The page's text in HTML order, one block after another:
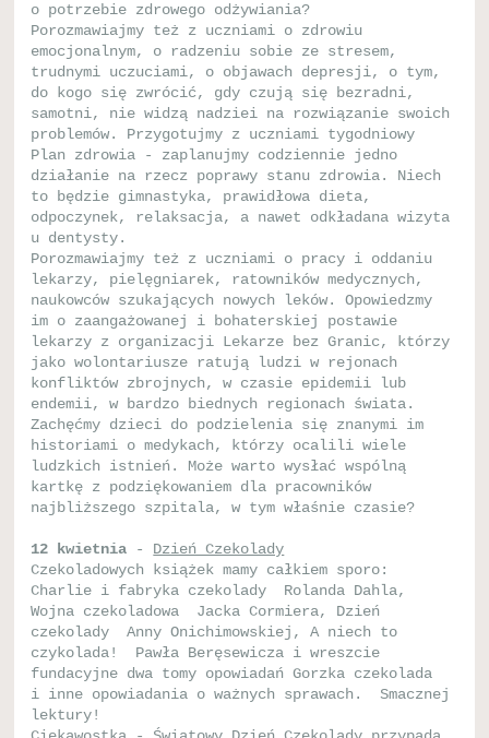
o potrzebie zdrowego odżywiania?
Porozmawiajmy też z uczniami o zdrowiu
emocjonalnym, o radzeniu sobie ze stresem,
trudnymi uczuciami, o objawach depresji, o tym,
do kogo się zwrócić, gdy czują się bezradni,
samotni, nie widzą nadziei na rozwiązanie swoich
problemów. Przygotujmy z uczniami tygodniowy
Plan zdrowia - zaplanujmy codziennie jedno
działanie na rzecz poprawy stanu zdrowia. Niech
to będzie gimnastyka, prawidłowa dieta,
odpoczynek, relaksacja, a nawet odkładana wizyta
u dentysty.
Porozmawiajmy też z uczniami o pracy i oddaniu
lekarzy, pielęgniarek, ratowników medycznych,
naukowców szukających nowych leków. Opowiedzmy
im o zaangażowanej i bohaterskiej postawie
lekarzy z organizacji Lekarze bez Granic, którzy
jako wolontariusze ratują ludzi w rejonach
konfliktów zbrojnych, w czasie epidemii lub
endemii, w bardzo biednych regionach świata.
Zachęćmy dzieci do podzielenia się znanymi im
historiami o medykach, którzy ocalili wiele
ludzkich istnień. Może warto wysłać wspólną
kartkę z podziękowaniem dla pracowników
najbliższego szpitala, w tym właśnie czasie?
12 kwietnia - Dzień Czekolady
Czekoladowych książek mamy całkiem sporo:
Charlie i fabryka czekolady Rolanda Dahla,
Wojna czekoladowa Jacka Cormiera, Dzień
czekolady Anny Onichimowskiej, A niech to
czykolada! Pawła Beręsewicza i wreszcie
fundacyjne dwa tomy opowiadań Gorzka czekolada
i inne opowiadania o ważnych sprawach. Smacznej
lektury!